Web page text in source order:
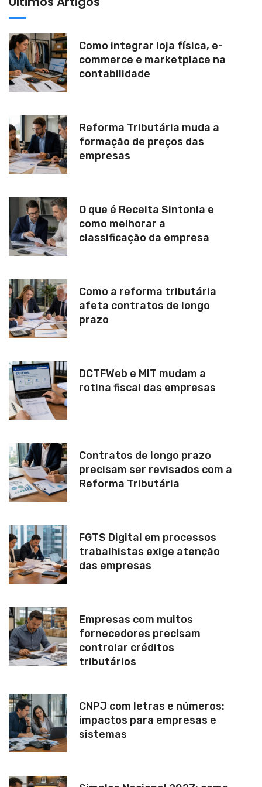
e
:
Como integrar loja física, e-
commerce e marketplace na
contabilidade
Reforma Tributária muda a
formação de preços das
empresas
O que é Receita Sintonia e
como melhorar a
classificação da empresa
Como a reforma tributária
afeta contratos de longo
prazo
DCTFWeb e MIT mudam a
rotina fiscal das empresas
Contratos de longo prazo
precisam ser revisados com a
Reforma Tributária
FGTS Digital em processos
trabalhistas exige atenção
das empresas
Empresas com muitos
fornecedores precisam
controlar créditos
tributários
CNPJ com letras e números:
impactos para empresas e
sistemas